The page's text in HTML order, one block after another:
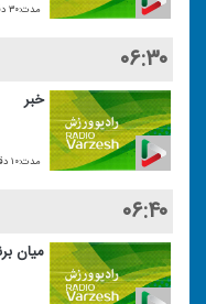
مدت:۳۰ دقیقه
۰۶:۳۰
خبر
مدت:۱۰ دقیقه
۰۶:۴۰
میان